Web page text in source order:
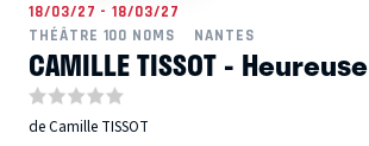
18/03/27 - 18/03/27
THÉÂTRE 100 NOMS
NANTES
CAMILLE TISSOT - Heureuse
de Camille TISSOT